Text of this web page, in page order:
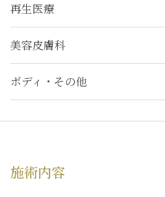
再生医療
美容皮膚科
ボディ・その他
施術内容